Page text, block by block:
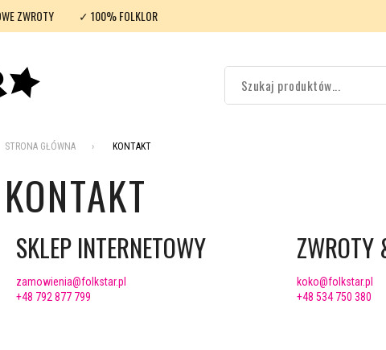
ZWROTY ✓ 100% FOLKLOR
STRONA GŁÓWNA KONTAKT
KONTAKT
SKLEP INTERNETOWY
zamowienia@folkstar.pl
+48 792 877 799
ZWROTY
koko@folkstar.pl
+48 534 750 380